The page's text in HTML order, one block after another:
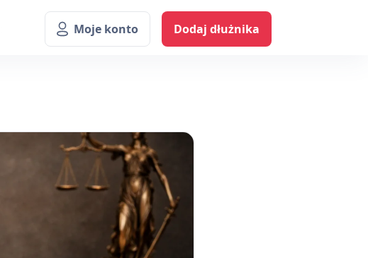
Moje konto Dodaj dłużnika